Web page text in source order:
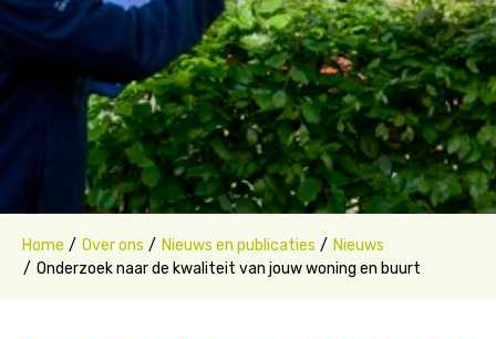
Home Over ons Nieuws en publicaties
Nieuws
Onderzoek naar de kwaliteit van jouw woning en buurt